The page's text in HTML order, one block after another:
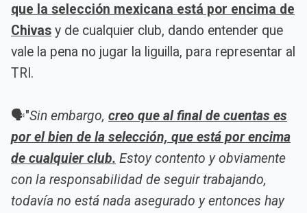
que la selección mexicana está por encima de
Chivas y de cualquier club, dando entender que
vale la pena no jugar la liguilla, para representar al
TRI.
🗣️"Sin embargo, creo que al final de cuentas es
por el bien de la selección, que está por encima
de cualquier club. Estoy contento y obviamente
con la responsabilidad de seguir trabajando,
todavía no está nada asegurado y entonces hay